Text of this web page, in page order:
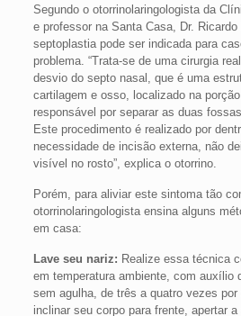
Segundo o otorrinolaringologista da
e professor na Santa Casa, Dr.
septoplastia pode ser indicada para
problema. “Trata-se de uma cirurgia
desvio do septo nasal, que é uma
cartilagem e osso, localizado na
responsável por separar as duas
Este procedimento é realizado por
necessidade de incisão externa, não
visível no rosto”, explica o otorrino.
Porém, para aliviar este sintoma tão
otorrinolaringologista ensina alguns
em casa:
Lave seu nariz: Realize essa técnica
em temperatura ambiente, com auxílio
sem agulha, de três a quatro vezes
inclinar seu corpo para frente, apertar